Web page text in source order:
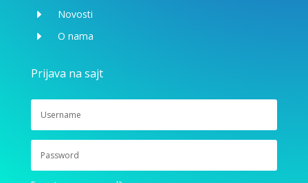
E Novosti
E O nama
Prijava na sajt